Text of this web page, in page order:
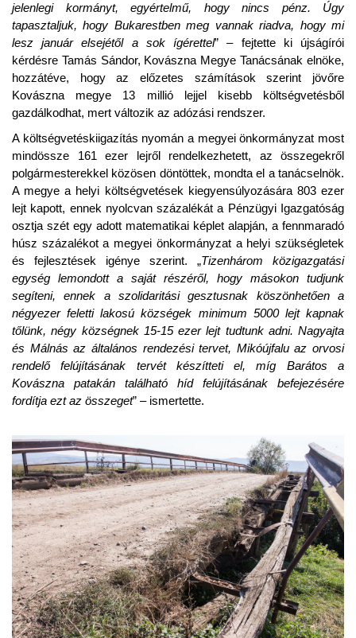
jelenlegi kormányt, egyértelmű, hogy nincs pénz. Úgy
tapasztaljuk, hogy Bukarestben meg vannak riadva, hogy mi
lesz január elsejétől a sok ígérettel” – fejtette ki újságírói
kérdésre Tamás Sándor, Kovászna Megye Tanácsának elnöke,
hozzátéve, hogy az előzetes számítások szerint jövőre
Kovászna megye 13 millió lejjel kisebb költségvetésből
gazdálkodhat, mert változik az adózási rendszer.
A költségvetéskiigazítás nyomán a megyei önkormányzat most
mindössze 161 ezer lejről rendelkezhetett, az összegekről
polgármesterekkel közösen döntöttek, mondta el a tanácselnök.
A megye a helyi költségvetések kiegyensúlyozására 803 ezer
lejt kapott, ennek nyolcvan százalékát a Pénzügyi Igazgatóság
osztja szét egy adott matematikai képlet alapján, a fennmaradó
húsz százalékot a megyei önkormányzat a helyi szükségletek
és fejlesztések igénye szerint. „Tizenhárom közigazgatási
egység lemondott a saját részéről, hogy másokon tudjunk
segíteni, ennek a szolidaritási gesztusnak köszönhetően a
négyezer feletti lakosú községek minimum 5000 lejt kapnak
tőlünk, négy községnek 15-15 ezer lejt tudtunk adni. Nagyajta
és Málnás az általános rendezési tervet, Mikóújfalu az orvosi
rendelő felújításának tervét készítteti el, míg Barátos a
Kovászna patakán található híd felújításának befejezésére
fordítja ezt az összeget” – ismertette.